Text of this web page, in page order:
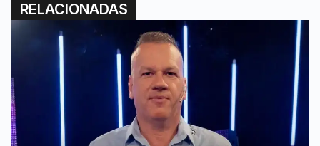
RELACIONADAS